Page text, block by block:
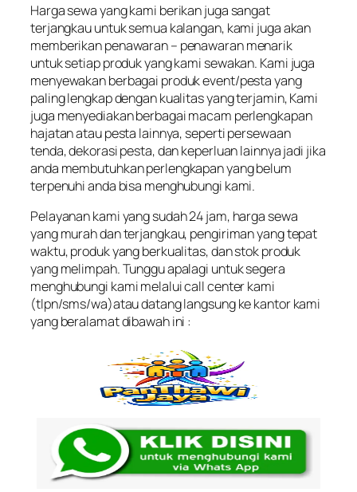
Harga sewa yang kami berikan juga sangat
terjangkau untuk semua kalangan, kami juga akan
memberikan penawaran – penawaran menarik
untuk setiap produk yang kami sewakan. Kami juga
menyewakan berbagai produk event/pesta yang
paling lengkap dengan kualitas yang terjamin, Kami
juga menyediakan berbagai macam perlengkapan
hajatan atau pesta lainnya, seperti persewaan
tenda, dekorasi pesta, dan keperluan lainnya jadi jika
anda membutuhkan perlengkapan yang belum
terpenuhi anda bisa menghubungi kami.
Pelayanan kami yang sudah 24 jam, harga sewa
yang murah dan terjangkau, pengiriman yang tepat
waktu, produk yang berkualitas, dan stok produk
yang melimpah. Tunggu apalagi untuk segera
menghubungi kami melalui call center kami
(tlpn/sms/wa)atau datang langsung ke kantor kami
yang beralamat dibawah ini :